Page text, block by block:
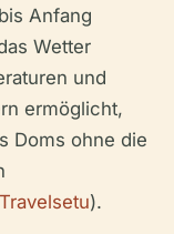
Anfang
Wetter
und
ermöglicht,
Doms ohne die
Travelsetu).